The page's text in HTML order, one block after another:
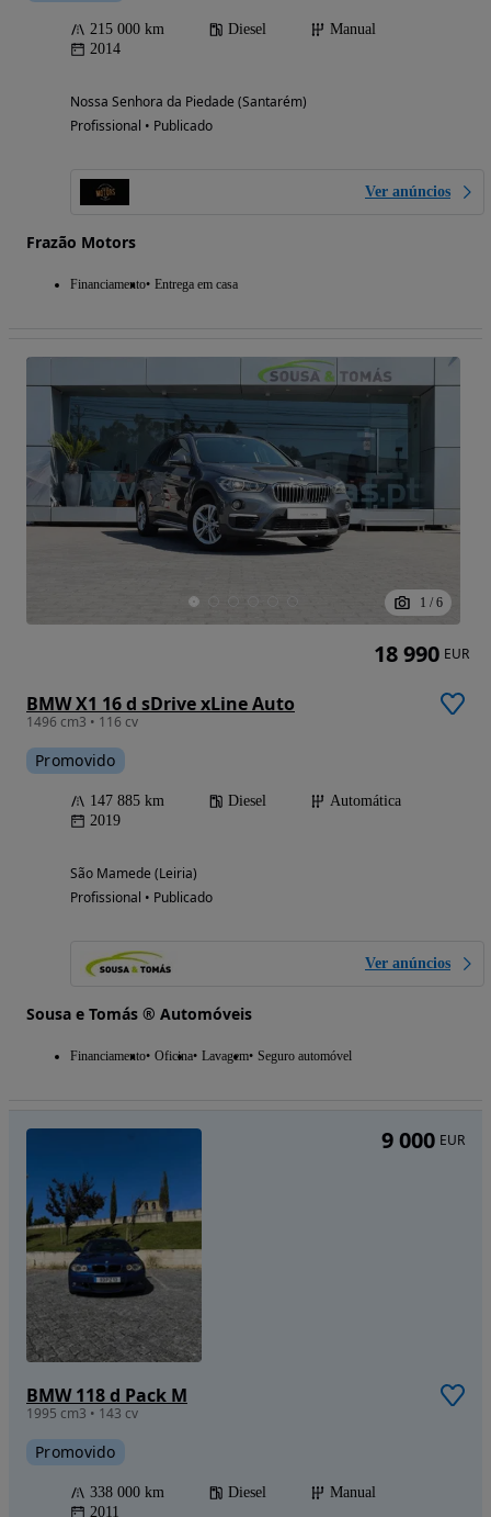
215 000 km Diesel
Manual
2014
Nossa Senhora da Piedade (Santarém)
Profissional • Publicado
Ver anúncios
Frazão Motors
Financiamento Entrega em casa
1 / 6
BMW X1 16 d sDrive xLine Auto
1496 cm3 • 116 cv
Promovido
147 885 km Diesel
Automática
2019
São Mamede (Leiria)
Profissional • Publicado
Ver anúncios
Sousa e Tomás ® Automóveis
Financiamento Oficina Lavagem Seguro automóvel
18 990 EUR
BMW 118 d Pack M
1995 cm3 • 143 cv
Promovido
338 000 km Diesel
Manual
2011
9 000 EUR